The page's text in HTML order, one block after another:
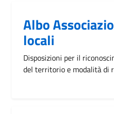
Albo
locali
Disposizioni per il
del territorio e modalità di